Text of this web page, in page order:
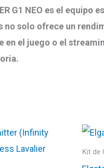
G1 NEO es el
solo ofrece un
el juego o el
Kit de